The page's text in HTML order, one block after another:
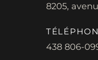
8205,
438 806-